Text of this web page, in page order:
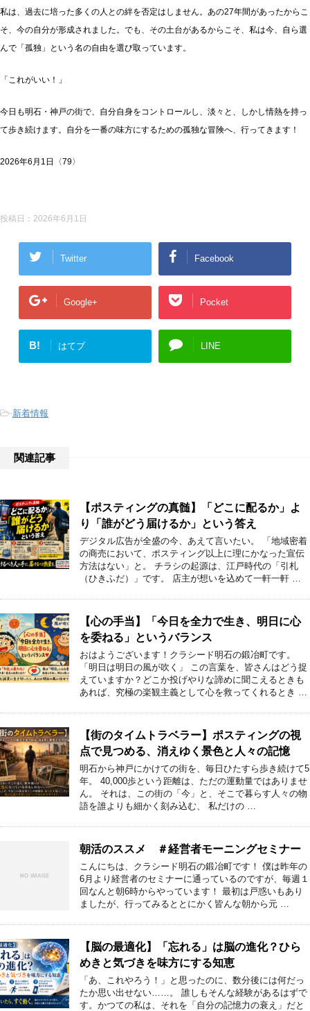
私は、過去に培った多くの人との絆を否定はしません。あの27年間があったからこ
そ、今の自分が形成されました。でも、その土台があるからこそ、私は今、自ら選
んで「孤独」という名の自由を選び取っています。
「これがいい！」
今日も明石・神戸の街で、自分自身をコントロールし、淡々と、しかし情熱を持っ
て歩き続けます。自分を一番の味方にするための孤独な冒険へ、行ってきます！
2026年6月1日〈79〉
投稿日： 2026年6月1日
Twitter Facebook
Google+ Pocket
B! はてブ LINE
-新着情報
関連記事
【ポスティングの真髄】「どこに配るか」よ
り「誰がどう届けるか」という答え
デジタル広告が全盛の今、あえて言いたい。 「地域密着
の商売において、ポスティング以上に理にかなった宣伝
方法はない」と。 チラシの起源は、江戸時代の「引札
（ひきふだ）」です。 店主が想いを込めて一軒一軒 …
【心の手当】「今日を全力で生き、明日に心
を委ねる」というバランス
おはようございます！クラシード明石の鍛冶町です。
「明日は明日の風が吹く」 この言葉を、皆さんはどう捉
えていますか？どこか投げやりな諦めに聞こえるときも
あれば、究極の楽観主義として心を救ってくれるとき …
【街のタイムトラベラー】ポスティングの視
点で見つめる、消えゆく景色と人々の記憶
明石から神戸にかけての街を、毎日ひたすら歩き続けて5
年。 40,000歩という距離は、ただの運動量ではありませ
ん。 それは、この街の「今」と、そこで暮らす人々の物
語を誰よりも細かく刻み込む、 私だけの …
朝活のススメ ＃経営者モーニングセミナー
こんにちは、クラシード明石の鍛冶町です！ 僕は昨年の
6月より経営者のセミナーに通っているのですが、毎週１
回なんと朝6時からやっています！ 最初は戸惑いもあり
ましたが、行ってみるととにかく皆んな朝から元 …
【脳の最適化】「忘れる」は脳の進化？ひら
めきと気づきを味方にする知恵
「あ、これやろう！」と思ったのに、数分後には何だっ
たか思い出せない……。 誰しもそんな経験があるはずで
す。かつての私は、それを「自分の記憶力の衰え」だと